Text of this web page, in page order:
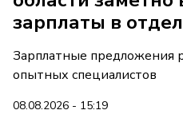
зарплаты в
Зарплатные предложения
опытных специалистов
08.08.2026 - 15:19